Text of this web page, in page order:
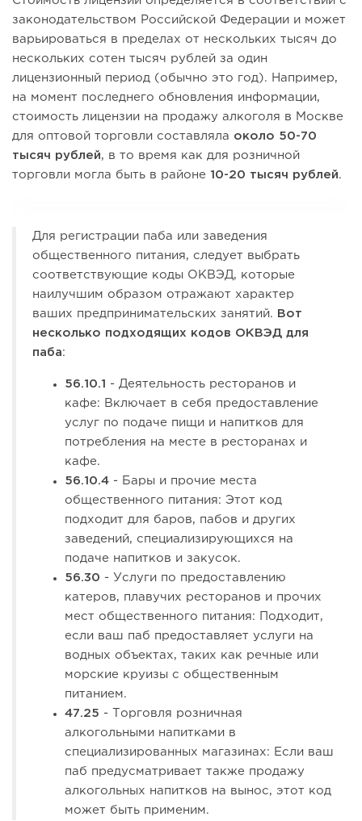
законодательством Российской Федерации и может
варьироваться в пределах от нескольких тысяч до
нескольких сотен тысяч рублей за один
лицензионный период (обычно это год). Например,
на момент последнего обновления информации,
стоимость лицензии на продажу алкоголя в Москве
для оптовой торговли составляла около 50-70
тысяч рублей, в то время как для розничной
торговли могла быть в районе 10-20 тысяч рублей.
Для регистрации паба или заведения
общественного питания, следует выбрать
соответствующие коды ОКВЭД, которые
наилучшим образом отражают характер
ваших предпринимательских занятий.
Вот
несколько подходящих кодов ОКВЭД для
паба:
56.10.1 - Деятельность ресторанов и
кафе: Включает в себя предоставление
услуг по подаче пищи и напитков для
потребления на месте в ресторанах и
кафе.
56.10.4 - Бары и прочие места
общественного питания: Этот код
подходит для баров, пабов и других
заведений, специализирующихся на
подаче напитков и закусок.
56.30 - Услуги по предоставлению
катеров, плавучих ресторанов и прочих
мест общественного питания: Подходит,
если ваш паб предоставляет услуги на
водных объектах, таких как речные или
морские круизы с общественным
питанием.
47.25 - Торговля розничная
алкогольными напитками в
специализированных магазинах: Если ваш
паб предусматривает также продажу
алкогольных напитков на вынос, этот код
может быть применим.